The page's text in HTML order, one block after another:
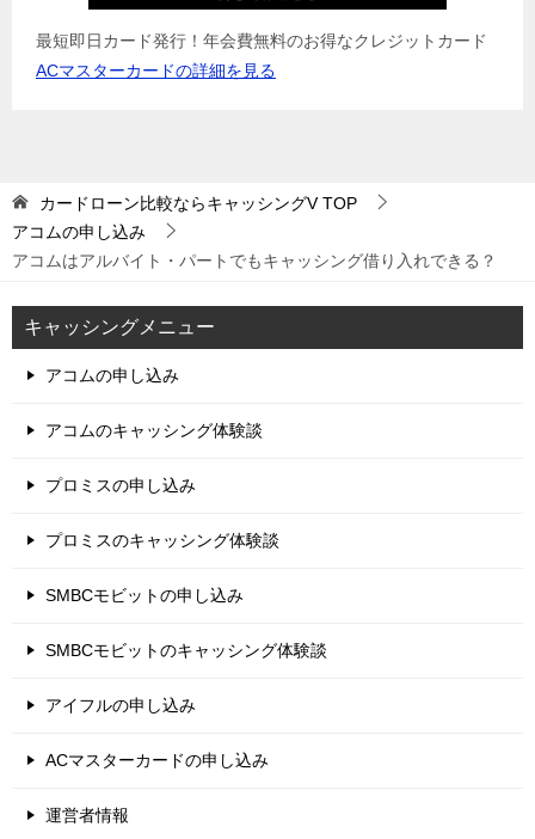
最短即日カード発行！年会費無料のお得なクレジットカード
ACマスターカードの詳細を見る
カードローン比較ならキャッシングVTOP
アコムの申し込み
アコムはアルバイト・パートでもキャッシング借り入れできる？
キャッシングメニュー
アコムの申し込み
アコムのキャッシング体験談
プロミスの申し込み
プロミスのキャッシング体験談
SMBCモビットの申し込み
SMBCモビットのキャッシング体験談
アイフルの申し込み
ACマスターカードの申し込み
運営者情報